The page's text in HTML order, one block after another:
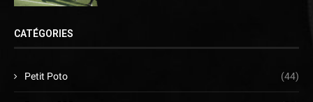
CATÉGORIES
Petit Poto (44)